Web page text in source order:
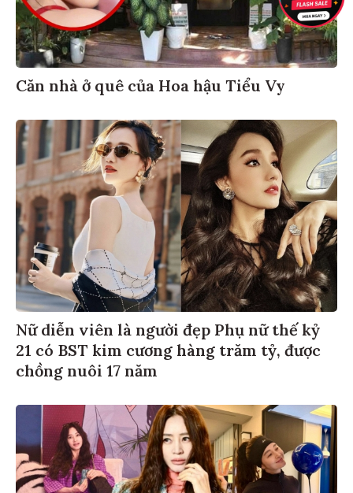
Căn nhà ở quê của Hoa hậu Tiểu Vy
Nữ diễn viên là người đẹp Phụ nữ thế kỷ
21 có BST kim cương hàng trăm tỷ, được
chồng nuôi 17 năm